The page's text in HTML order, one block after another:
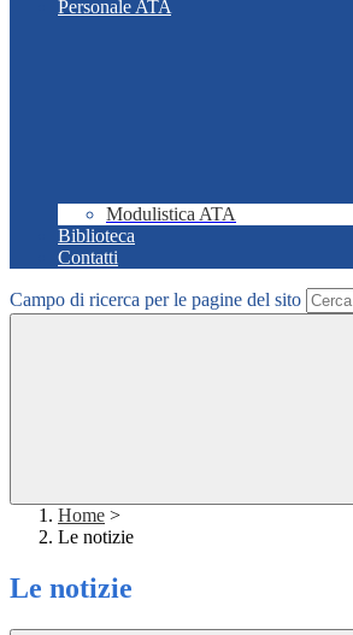
Personale ATA
Modulistica ATA
Biblioteca
Contatti
Campo di ricerca per le pagine del sito
Home >
Le notizie
Le notizie